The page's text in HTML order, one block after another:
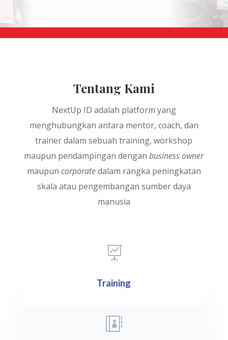
Tentang Kami
NextUp ID adalah platform yang
menghubungkan antara mentor, coach, dan
trainer dalam sebuah training, workshop
maupun pendampingan denganbusiness owner
maupun corporatedalam rangka peningkatan
skala atau pengembangan sumber daya
manusia

Training
